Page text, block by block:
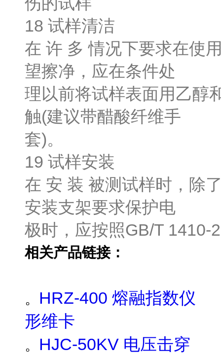
18 试样清洁
在 许 多 情况下要求在使
望擦净，应在条件处
理以前将试样表面用乙醇
触(建议带醋酸纤维手
套)。
19 试样安装
在 安 装 被测试样时，除
安装支架要求保护电
极时，应按照GB/T 1410-
相关产品链接：
。 HRZ-400 熔融指数仪
形维卡
。 HJC-50KV 电压击穿